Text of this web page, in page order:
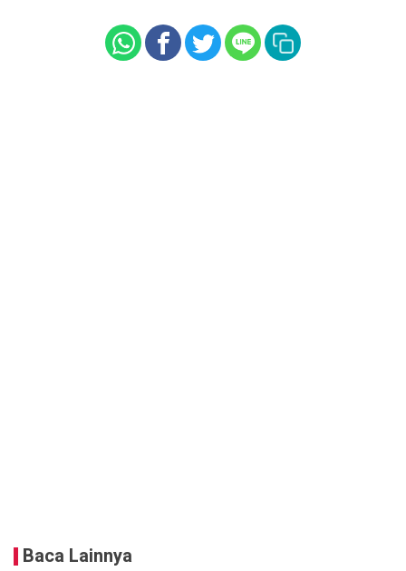
Baca Lainnya